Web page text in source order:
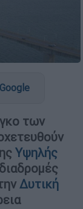
των
Υψηλής
Δυτική